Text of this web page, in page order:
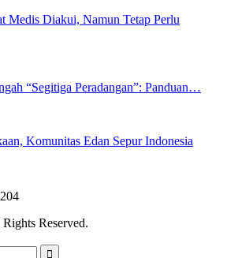
Medis Diakui, Namun Tetap Perlu
“Segitiga Peradangan”: Panduan…
Komunitas Edan Sepur Indonesia
Reserved.